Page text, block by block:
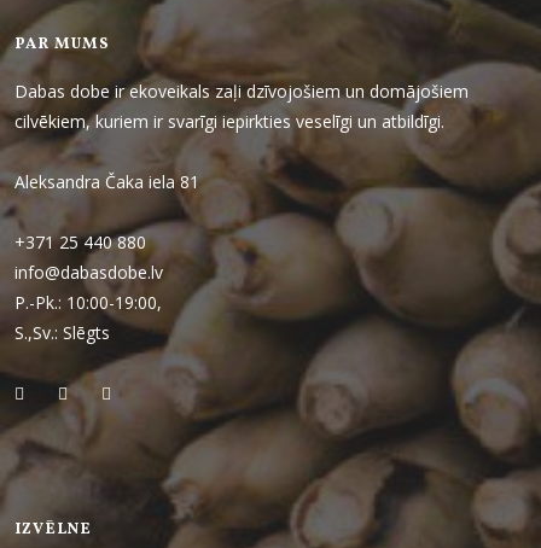
PAR MUMS
Dabas dobe ir ekoveikals zaļi dzīvojošiem un domājošiem
cilvēkiem, kuriem ir svarīgi iepirkties veselīgi un atbildīgi.
Aleksandra Čaka iela 81
+371 25 440 880
info@dabasdobe.lv
P.-Pk.: 10:00-19:00,
S.,Sv.: Slēgts
IZVĒLNE